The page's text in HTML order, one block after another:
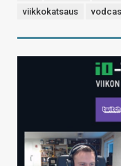
viikkokatsaus